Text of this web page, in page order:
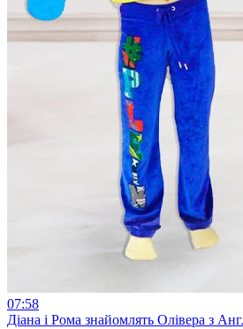
07:58
Діана і Рома знайомлять Олівера з